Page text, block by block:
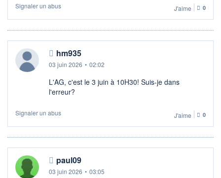
Signaler un abus J'aime 0
hm935
03 juin 2026 • 02:02
L'AG, c'est le 3 juin à 10H30! Suis-je dans
l'erreur?
Signaler un abus J'aime 0
paul09
03 juin 2026 • 03:05